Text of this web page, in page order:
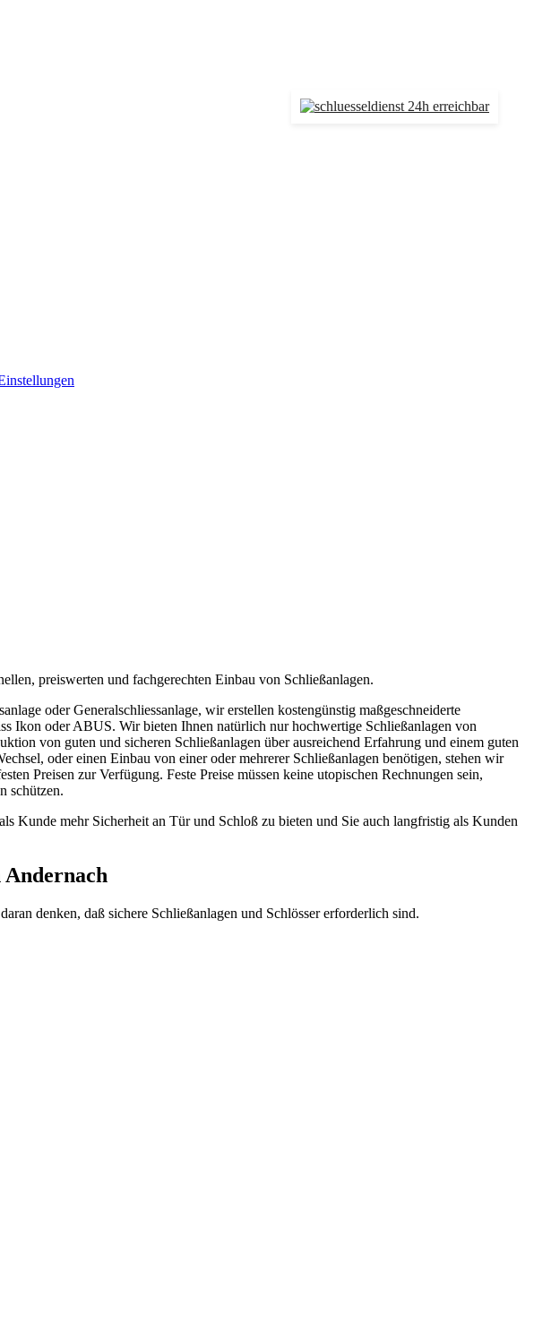
preiswerten und fachgerechten Einbau von Schließanlagen.
oder Generalschliessanlage, wir erstellen kostengünstig maßgeschneiderte
Ikon oder ABUS. Wir bieten Ihnen natürlich nur hochwertige Schließanlagen von
von guten und sicheren Schließanlagen über ausreichend Erfahrung und einem guten
oder einen Einbau von einer oder mehrerer Schließanlagen benötigen, stehen wir
Preisen zur Verfügung. Feste Preise müssen keine utopischen Rechnungen sein,
schützen.
Kunde mehr Sicherheit an Tür und Schloß zu bieten und Sie auch langfristig als Kunden
Andernach
denken, daß sichere Schließanlagen und Schlösser erforderlich sind.